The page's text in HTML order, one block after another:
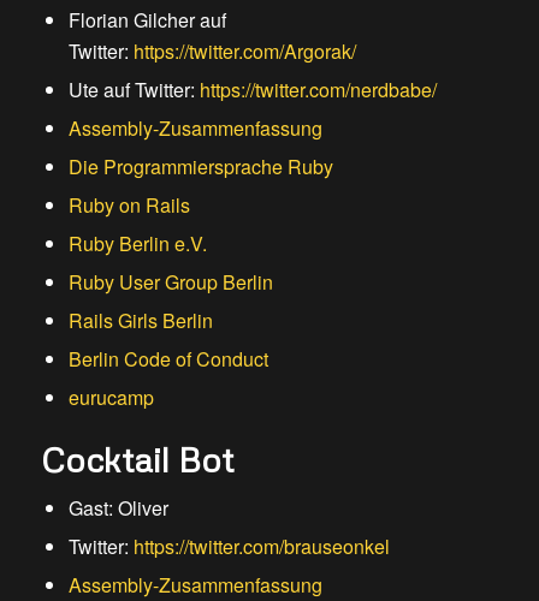
Florian Gilcher auf
Twitter: https://twitter.com/Argorak/
Ute auf Twitter: https://twitter.com/nerdbabe/
Assembly-Zusammenfassung
Die Programmiersprache Ruby
Ruby on Rails
Ruby Berlin e.V.
Ruby User Group Berlin
Rails Girls Berlin
Berlin Code of Conduct
eurucamp
Cocktail Bot
Gast: Oliver
Twitter: https://twitter.com/brauseonkel
Assembly-Zusammenfassung